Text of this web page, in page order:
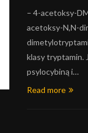
– 4-acetoksy-
acetoksy-N,N-
klasy tryptamin.
psylocybiną i…
Read more